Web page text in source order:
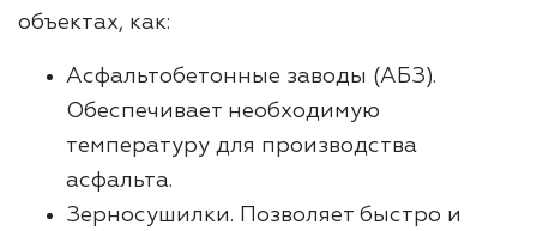
объектах, как:
Асфальтобетонные заводы (АБЗ).
Обеспечивает необходимую
температуру для производства
асфальта.
Зерносушилки. Позволяет быстро и